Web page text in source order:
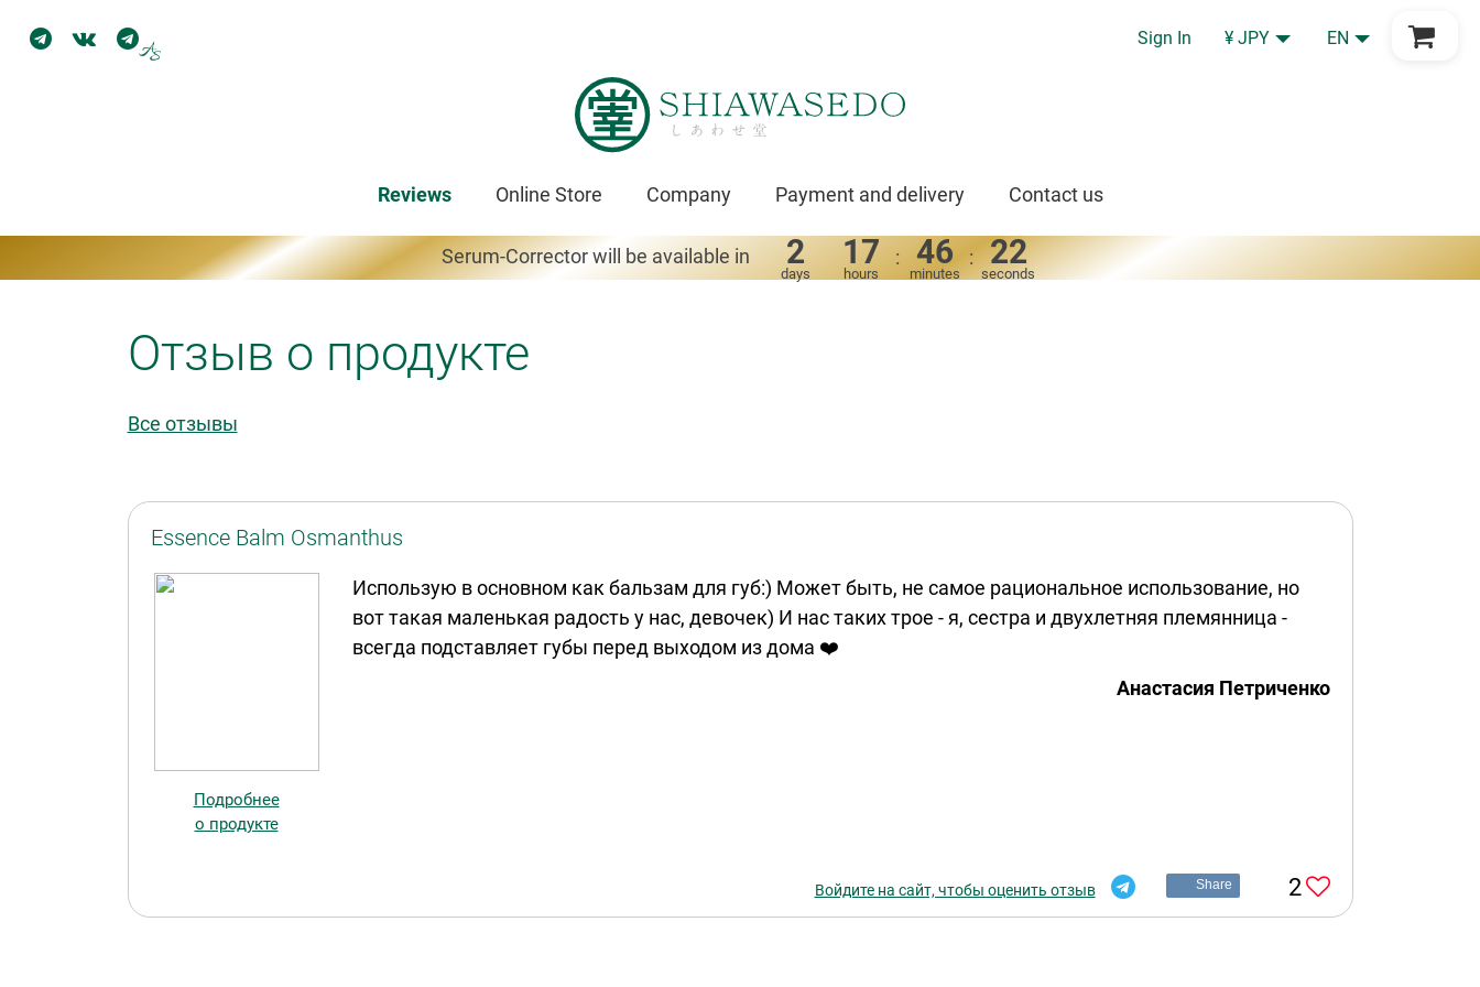
Sign In ¥ JPY EN
Go to Cart
Reviews Online Store Company Payment and delivery Contact us
Serum-Corrector will be available in 2
days
17
hours
: 46
minutes
: 22
seconds
Отзыв о продукте
Все отзывы
Essence Balm Osmanthus
Подробнее
о продукте
Использую в основном как бальзам для губ:) Может быть, не самое рациональное использование, но
вот такая маленькая радость у нас, девочек) И нас таких трое - я, сестра и двухлетняя племянница -
всегда подставляет губы перед выходом из дома ❤️
Анастасия Петриченко
Войдите на сайт, чтобы оценить отзыв Share 2